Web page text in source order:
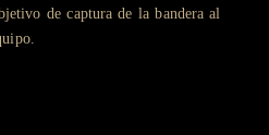
de captura de la bandera al